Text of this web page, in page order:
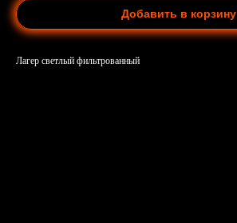
Добавить в корзину
Лагер светлый фильтрованный